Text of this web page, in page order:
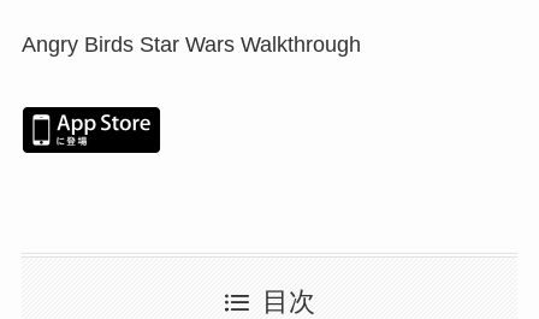
Angry Birds Star Wars Walkthrough
目次